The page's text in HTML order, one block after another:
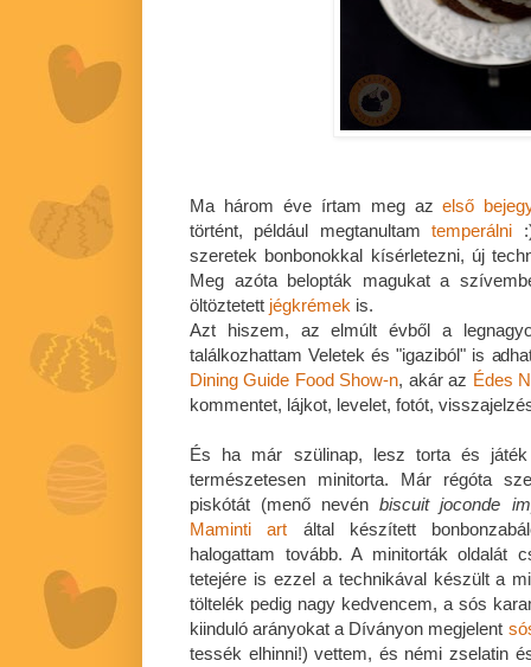
Ma három éve írtam meg azelső
történt, például megtanultamtemperálni
szeretek bonbonokkal kísérletezni, új
Meg azóta belopták magukat a
öltöztetett jégkrémek is.
Azt hiszem, az elmúlt évből a
találkozhattam Veletek és "igaziból" is
Dining Guide Food Show-n, akár az Édes
kommentet, lájkot, levelet, fotót,
És ha már szülinap, lesz torta és
természetesen minitorta. Már régóta
piskótát (menő nevénbiscuit joconde
Maminti art által készített
halogattam tovább. A minitorták oldalát
tetejére is ezzel a technikával készült a
töltelék pedig nagy kedvencem, a sós
kiinduló arányokat a Díványon megjelent
tessék elhinni!) vettem, és némi zselatin